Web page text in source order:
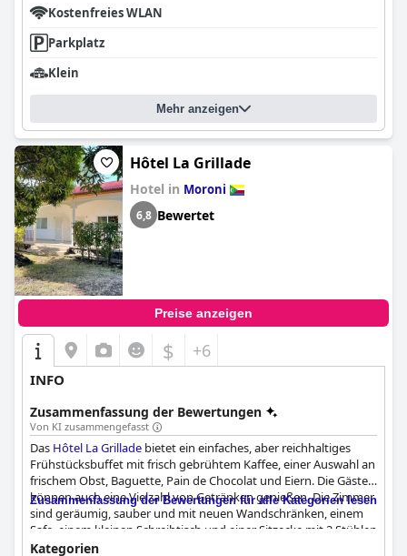
Kostenfreies WLAN
Parkplatz
Klein
Mehr anzeigen
Hôtel La Grillade
Hotel in Moroni
6,8 Bewertet
Preise anzeigen
$ +6
INFO
Zusammenfassung der Bewertungen
Von KI zusammengefasst
Das Hôtel La Grillade bietet ein einfaches, aber reichhaltiges
Frühstücksbuffet mit frisch gebrühtem Kaffee, einer Auswahl an
frischem Obst, Baguette, Pain de Chocolat und Eiern. Die Gäste
können auch eine Vielzahl von Getränken genießen. Die Zimmer
sind geräumig, sauber und mit neuen Wandschränken, einem
Safe, einem kleinen Schreibtisch und einer Sitzecke mit 2 Stühlen
ausgestattet. Das Kingsize-Bett ist hart und es gibt einen kleinen
Zusammenfassung der Bewertungen für alle Kategorien lesen
Kategorien